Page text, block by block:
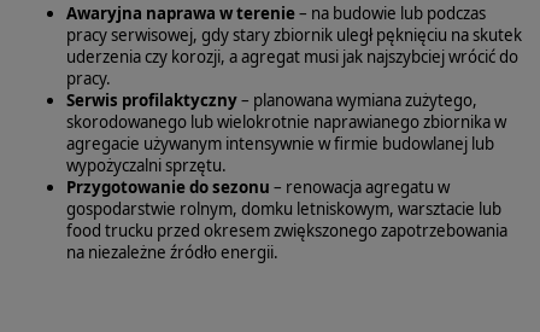
Awaryjna naprawa w terenie– na budowie lub podczas
pracy serwisowej, gdy stary zbiornik uległ pęknięciu na skutek
uderzenia czy korozji, a agregat musi jak najszybciej wrócić do
pracy.
Serwis profilaktyczny– planowana wymiana zużytego,
skorodowanego lub wielokrotnie naprawianego zbiornika w
agregacie używanym intensywnie w firmie budowlanej lub
wypożyczalni sprzętu.
Przygotowanie do sezonu – renowacja agregatu w
gospodarstwie rolnym, domku letniskowym, warsztacie lub
food trucku przed okresem zwiększonego zapotrzebowania
na niezależne źródło energii.